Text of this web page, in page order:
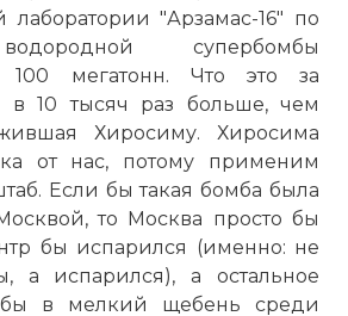
лаборатории "Арзамас-16" по
супербомбы
мегатонн. Что это за
в 10 тысяч раз больше, чем
Хиросиму. Хиросима
от нас, потому применим
Если бы такая бомба была
то Москва просто бы
бы испарился (именно: не
а испарился), а остальное
бы в мелкий щебень среди